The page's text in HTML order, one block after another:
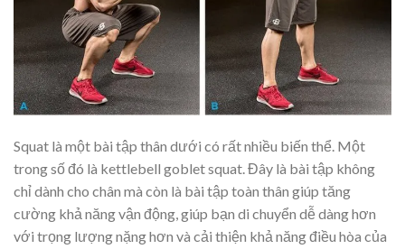
Squat là một bài tập thân dưới có rất nhiều biến thể. Một
trong số đó là kettlebell goblet squat. Đây là bài tập không
chỉ dành cho chân mà còn là bài tập toàn thân giúp tăng
cường khả năng vận động, giúp bạn di chuyển dễ dàng hơn
với trọng lượng nặng hơn và cải thiện khả năng điều hòa của